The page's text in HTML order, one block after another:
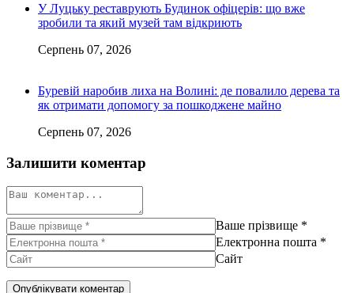
У Луцьку реставрують Будинок офіцерів: що вже
зробили та який музей там відкриють
Серпень 07, 2026
Буревій наробив лиха на Волині: де повалило дерева та
як отримати допомогу за пошкоджене майно
Серпень 07, 2026
Залишити коментар
Ваше прізвище *
Електронна пошта *
Сайт